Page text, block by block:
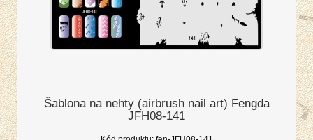
Šablona na nehty (airbrush nail art) Fengda
JFH08-141